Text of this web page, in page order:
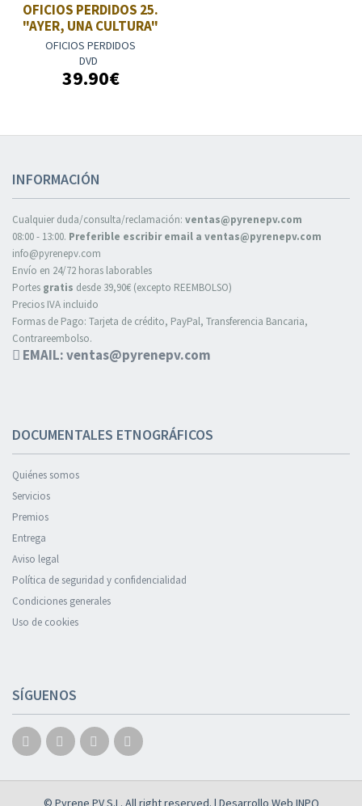
OFICIOS PERDIDOS 25.
"AYER, UNA CULTURA"
OFICIOS PERDIDOS
DVD
39.90€
INFORMACIÓN
Cualquier duda/consulta/reclamación: ventas@pyrenepv.com
08:00 - 13:00. Preferible escribir email a ventas@pyrenepv.com
info@pyrenepv.com
Envío en 24/72 horas laborables
Portes gratis desde 39,90€ (excepto REEMBOLSO)
Precios IVA incluido
Formas de Pago: Tarjeta de crédito, PayPal, Transferencia Bancaria,
Contrareembolso.
EMAIL: ventas@pyrenepv.com
DOCUMENTALES ETNOGRÁFICOS
Quiénes somos
Servicios
Premios
Entrega
Aviso legal
Política de seguridad y confidencialidad
Condiciones generales
Uso de cookies
SÍGUENOS
© Pyrene PV S.L. All right reserved. | Desarrollo Web INPQ